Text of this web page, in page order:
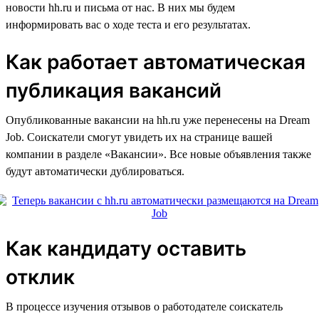
новости hh.ru и письма от нас. В них мы будем
информировать вас о ходе теста и его результатах.
Как работает автоматическая
публикация вакансий
Опубликованные вакансии на hh.ru уже перенесены на Dream
Job. Соискатели смогут увидеть их на странице вашей
компании в разделе «Вакансии». Все новые объявления также
будут автоматически дублироваться.
Как кандидату оставить
отклик
В процессе изучения отзывов о работодателе соискатель